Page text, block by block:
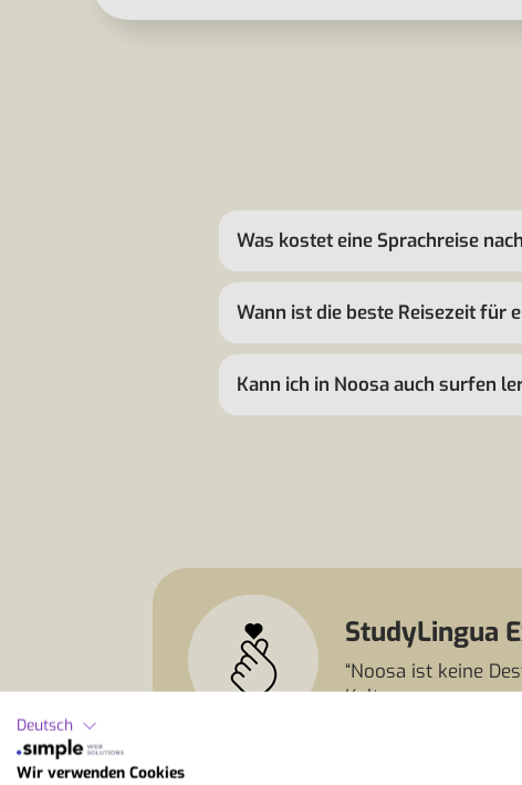
Was kostet eine Sprachreise
Wann ist die beste Reisezeit für
Kann ich in Noosa auch surfen
StudyLingua
“Noosa ist keine
Kulturprogramm
Lernatmosphäre.
Freizeit und
Deutsch
Wir verwenden Cookies